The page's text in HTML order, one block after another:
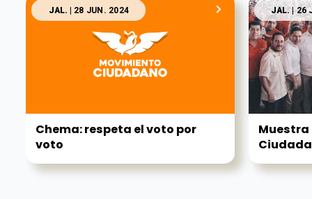
JAL. | 28 JUN. 2024
Chema: respeta el voto por
voto
JAL.| 26